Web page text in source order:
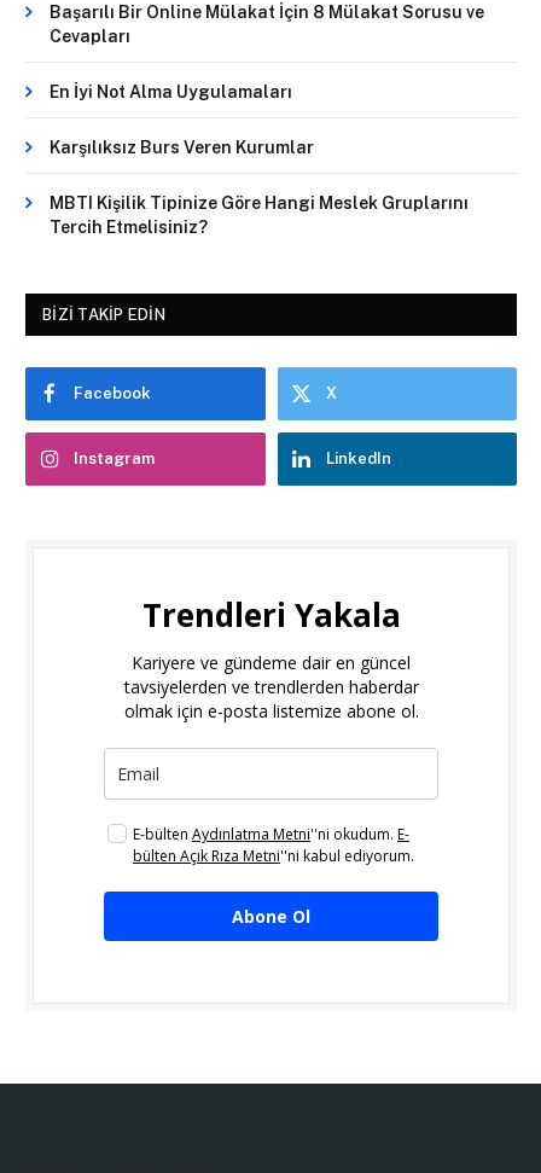
Başarılı Bir Online Mülakat İçin 8 Mülakat Sorusu ve
Cevapları
En İyi Not Alma Uygulamaları
Karşılıksız Burs Veren Kurumlar
MBTI Kişilik Tipinize Göre Hangi Meslek Gruplarını
Tercih Etmelisiniz?
BIZI TAKIP EDIN
Facebook X
Instagram LinkedIn
Trendleri Yakala
Kariyere ve gündeme dair en güncel
tavsiyelerden ve trendlerden haberdar
olmak için e-posta listemize abone ol.
E-bülten Aydınlatma Metni''ni okudum. E-
bülten Açık Rıza Metni''ni kabul ediyorum.
Abone Ol